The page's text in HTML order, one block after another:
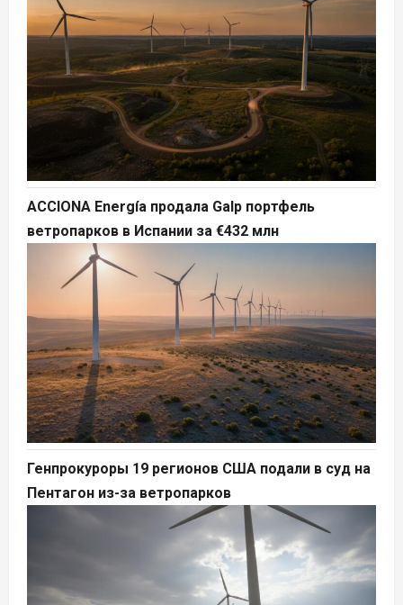
ACCIONA Energía продала Galp портфель
ветропарков в Испании за €432 млн
Генпрокуроры 19 регионов США подали в суд на
Пентагон из-за ветропарков